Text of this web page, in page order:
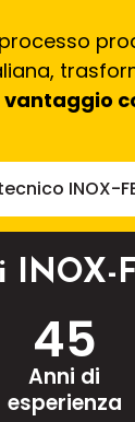
vantaggio
INOX-
INOX-
Anni di
esperienza
45